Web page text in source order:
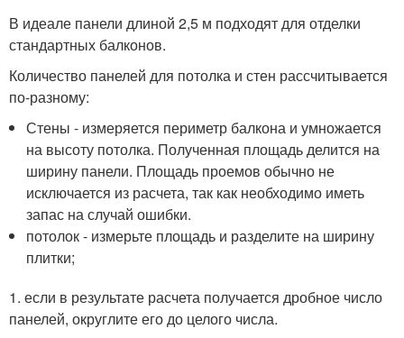
В идеале панели длиной 2,5 м подходят для отделки
стандартных балконов.
Количество панелей для потолка и стен рассчитывается
по-разному:
Стены - измеряется периметр балкона и умножается
на высоту потолка. Полученная площадь делится на
ширину панели. Площадь проемов обычно не
исключается из расчета, так как необходимо иметь
запас на случай ошибки.
потолок - измерьте площадь и разделите на ширину
плитки;
1. если в результате расчета получается дробное число
панелей, округлите его до целого числа.